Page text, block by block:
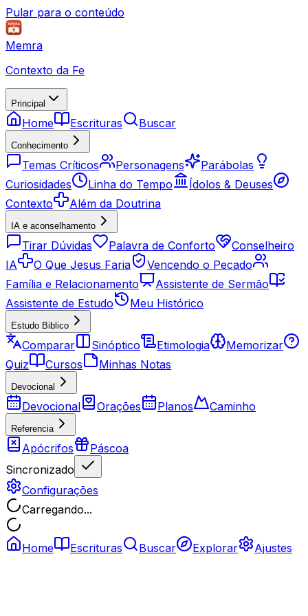
Pular para o conteúdo
Memra
Contexto da Fe
Principal
Home Escrituras Buscar
Conhecimento
Temas Críticos Personagens
Parábolas
Curiosidades
Linha do Tempo
Ídolos & Deuses
Contexto
Além da Doutrina
IA e aconselhamento
Tirar Dúvidas Palavra de Conforto
Conselheiro
IA
O Que Jesus Faria
Vencendo o Pecado
Família e Relacionamento
Assistente de Sermão
Assistente de Estudo
Meu Histórico
Estudo Biblico
Comparar Sinóptico Etimologia
Memorizar
Quiz
Cursos Minhas Notas
Devocional
Devocional Orações Planos Caminho
Referencia
Apócrifos
Páscoa
Sincronizado
Configurações
Carregando...
Home Escrituras Buscar Explorar Ajustes